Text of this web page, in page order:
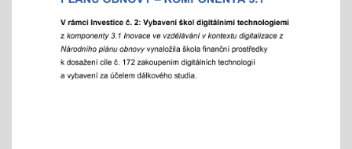
Zápisy online pro školní rok 2026/2027
15.01.2026
- letošní zápis do ZŠ pro 1. ročník školního roku